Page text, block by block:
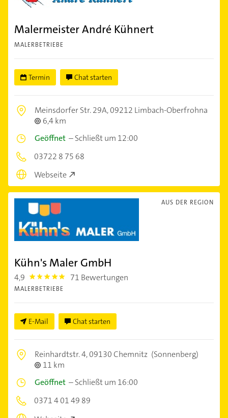
Malermeister André Kühnert
MALERBETRIEBE
Termin Chat starten
Meinsdorfer Str. 29A,09212 Limbach-Oberfrohna
6,4 km
Geöffnet –Schließt um 12:00
03722 8 75 68
Webseite
AUS DER REGION
Kühn's Maler GmbH
4,9 4.9 71 Bewertungen
MALERBETRIEBE
E-Mail Chat starten
Reinhardtstr. 4,09130 Chemnitz (Sonnenberg)
11 km
Geöffnet –Schließt um 16:00
0371 4 01 49 89